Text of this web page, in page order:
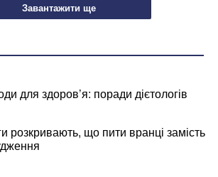
Завантажити ще
для здоров’я: поради дієтологів
розкривають, що пити вранці замість